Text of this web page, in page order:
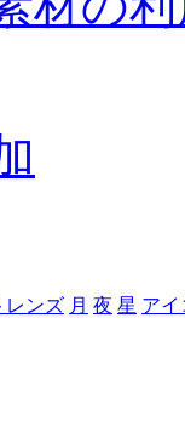
レンズ 月 夜 星 アイ